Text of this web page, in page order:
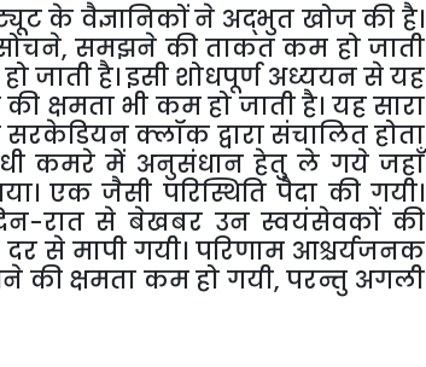
के वैज्ञानिकों ने अद्भुत खोज की है।
,समझने की ताकत कम हो जाती
जाती है। इसी शोधपूर्ण अध्ययन से यह
क्षमता भी कम हो जाती है। यह सारा
सरकेडियन क्लॉक द्वारा संचालित होता
कमरे में अनुसंधान हेतु ले गये जहाँ
एक जैसी परिस्थिति पैदा की गयी।
दिन-रात से बेखबर उन स्वयंसेवकों की
से मापी गयी। परिणाम आश्चर्यजनक
की क्षमता कम हो गयी,परन्तु अगली